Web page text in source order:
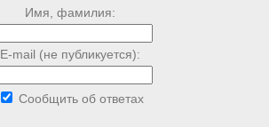
Имя, фамилия:
E-mail (не публикуется):
Сообщить об ответах